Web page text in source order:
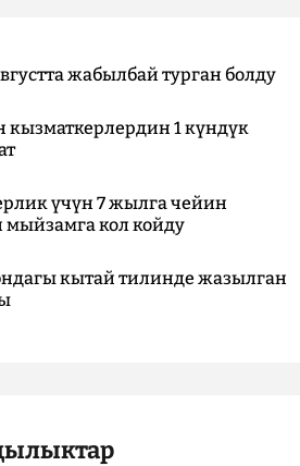
жабылбай турган болду
1 күндүк
үчүн 7 жылга чейин
кол койду
кытай тилинде жазылган